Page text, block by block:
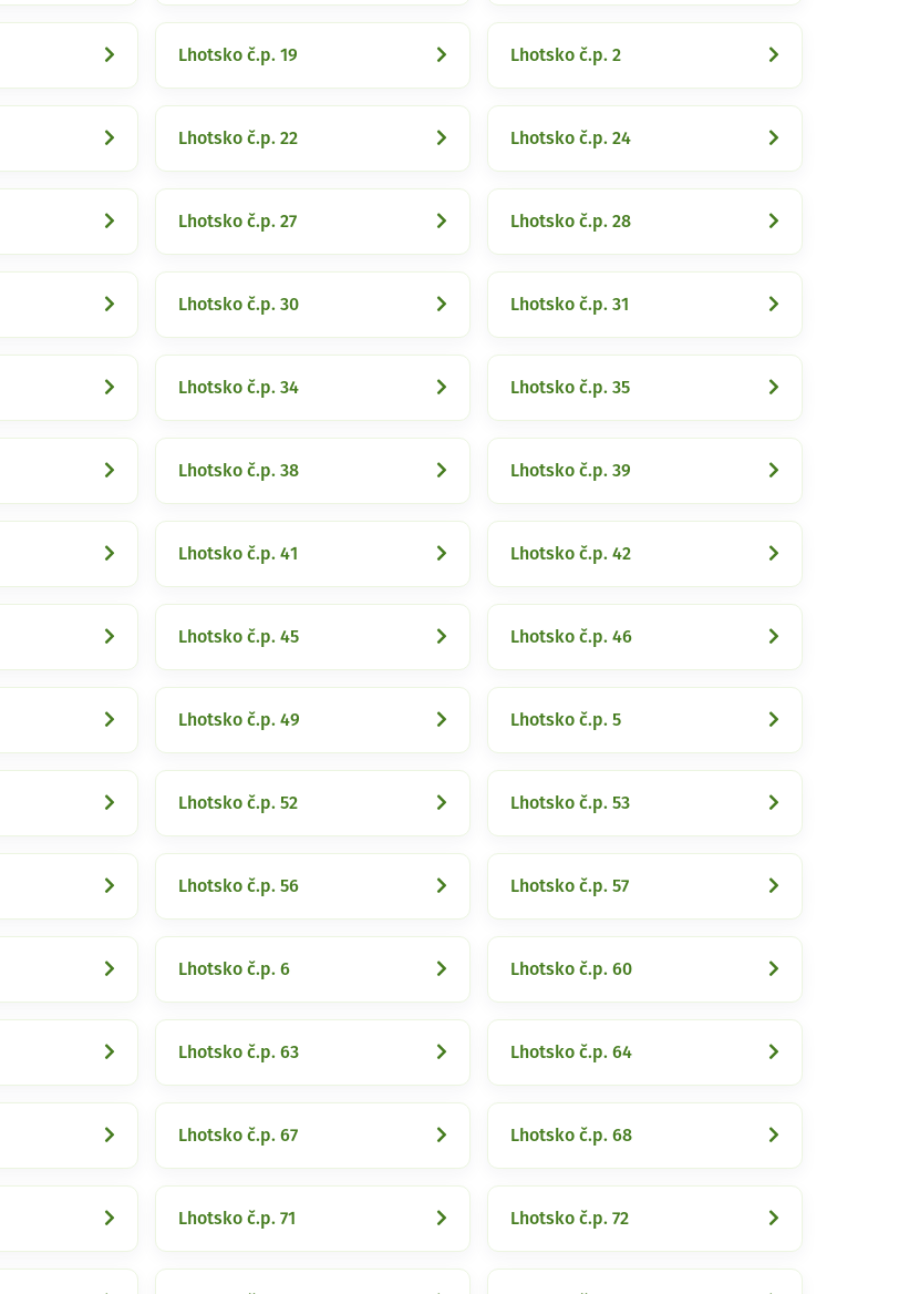
Lhotsko č.p. 19 Lhotsko č.p. 2
Lhotsko č.p. 22 Lhotsko č.p. 24
Lhotsko č.p. 27 Lhotsko č.p. 28
Lhotsko č.p. 30 Lhotsko č.p. 31
Lhotsko č.p. 34 Lhotsko č.p. 35
Lhotsko č.p. 38 Lhotsko č.p. 39
Lhotsko č.p. 41 Lhotsko č.p. 42
Lhotsko č.p. 45 Lhotsko č.p. 46
Lhotsko č.p. 49 Lhotsko č.p. 5
Lhotsko č.p. 52 Lhotsko č.p. 53
Lhotsko č.p. 56 Lhotsko č.p. 57
Lhotsko č.p. 6 Lhotsko č.p. 60
Lhotsko č.p. 63 Lhotsko č.p. 64
Lhotsko č.p. 67 Lhotsko č.p. 68
Lhotsko č.p. 71 Lhotsko č.p. 72